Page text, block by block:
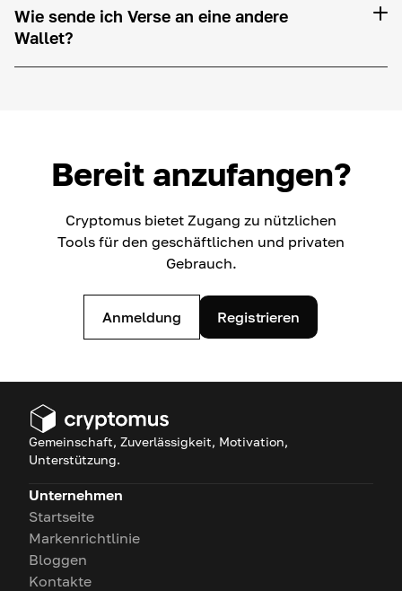
Wie sende ich Verse an eine andere
Wallet?
Bereit anzufangen?
Cryptomus bietet Zugang zu nützlichen
Tools für den geschäftlichen und privaten
Gebrauch.
Anmeldung Registrieren
Gemeinschaft, Zuverlässigkeit, Motivation,
Unterstützung.
Unternehmen
Startseite
Markenrichtlinie
Bloggen
Kontakte